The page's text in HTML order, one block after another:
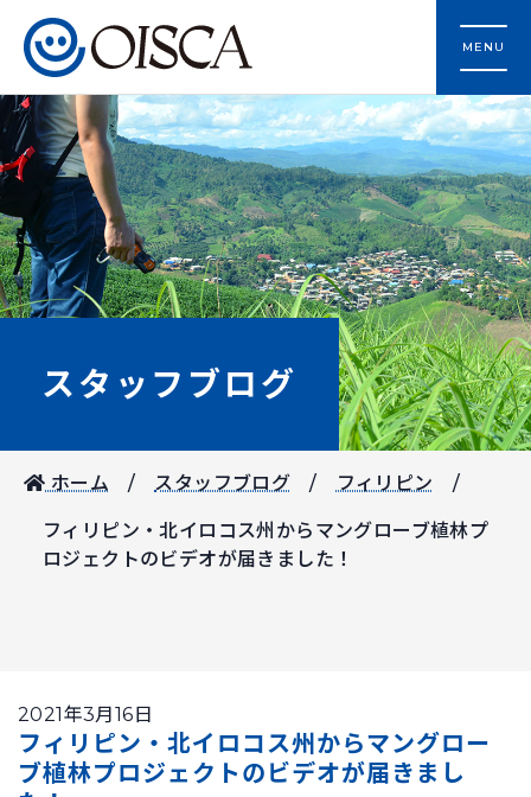
MENU
スタッフブログ
ホーム スタッフブログ フィリピン
フィリピン・北イロコス州からマングローブ植林プ
ロジェクトのビデオが届きました！
2021年3月16日
フィリピン・北イロコス州からマングロー
ブ植林プロジェクトのビデオが届きまし